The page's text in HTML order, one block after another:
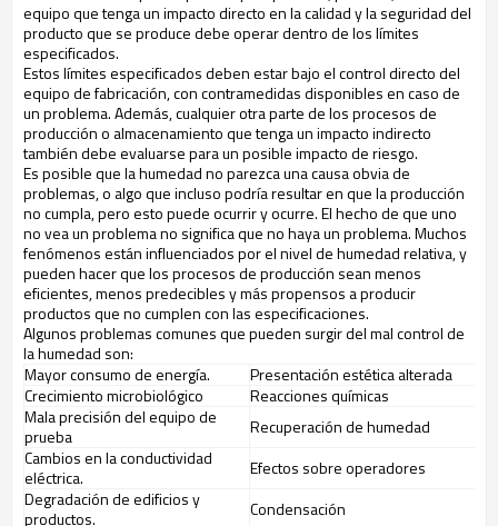
equipo que tenga un impacto directo en la calidad y la seguridad del
producto que se produce debe operar dentro de los límites
especificados.
Estos límites especificados deben estar bajo el control directo del
equipo de fabricación, con contramedidas disponibles en caso de
un problema. Además, cualquier otra parte de los procesos de
producción o almacenamiento que tenga un impacto indirecto
también debe evaluarse para un posible impacto de riesgo.
Es posible que la humedad no parezca una causa obvia de
problemas, o algo que incluso podría resultar en que la producción
no cumpla, pero esto puede ocurrir y ocurre. El hecho de que uno
no vea un problema no significa que no haya un problema. Muchos
fenómenos están influenciados por el nivel de humedad relativa, y
pueden hacer que los procesos de producción sean menos
eficientes, menos predecibles y más propensos a producir
productos que no cumplen con las especificaciones.
Algunos problemas comunes que pueden surgir del mal control de
la humedad son:
Mayor consumo de energía.
Presentación estética alterada
Crecimiento microbiológico
Reacciones químicas
Mala precisión del equipo de
prueba
Recuperación de humedad
Cambios en la conductividad
eléctrica.
Efectos sobre operadores
Degradación de edificios y
productos.
Condensación